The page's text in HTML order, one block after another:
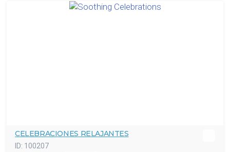
CELEBRACIONES RELAJANTES
ID: 100207